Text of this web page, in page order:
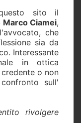
sito il
Marco Ciamei,
che
sia da
Interessante
in ottica
o non
sull'
rivolgere